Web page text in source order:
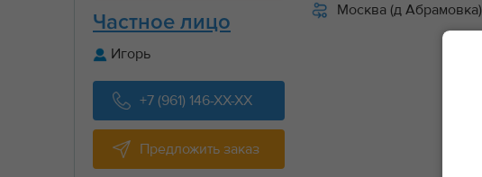
Частное лицо
Игорь
+7 (961) 146-XX-XX
Предложить заказ
Москва (д Абрамовка)